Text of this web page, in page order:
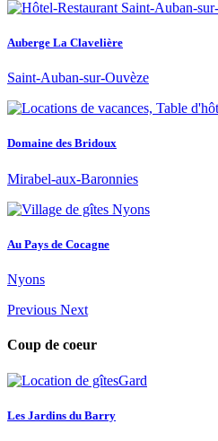
Auberge La Clavelière
Saint-Auban-sur-Ouvèze
Domaine des Bridoux
Mirabel-aux-Baronnies
Au Pays de Cocagne
Nyons
Previous Next
Coup de coeur
Les Jardins du Barry